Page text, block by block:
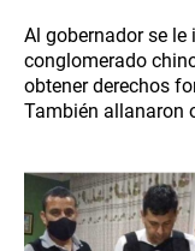
Al gobernador se
conglomerado
obtener derechos
También allanaron